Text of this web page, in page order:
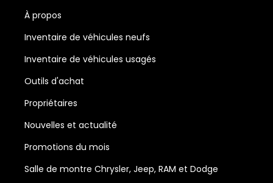
À propos
Inventaire de véhicules neufs
Inventaire de véhicules usagés
Outils d'achat
Propriétaires
Nouvelles et actualité
Promotions du mois
Salle de montre Chrysler, Jeep, RAM et Dodge